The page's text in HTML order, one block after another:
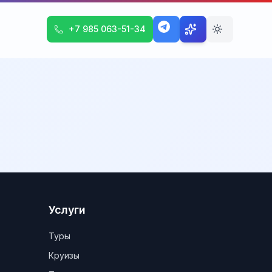
+7 985 063-51-34
Услуги
Туры
Круизы